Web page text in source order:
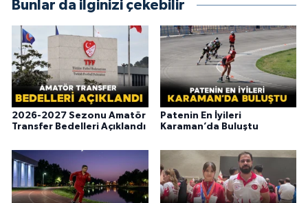
Bunlar da ilginizi çekebilir
2026-2027 Sezonu Amatör
Transfer Bedelleri Açıklandı
Patenin En İyileri
Karaman’da Buluştu